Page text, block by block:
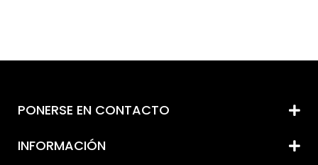
PONERSE EN CONTACTO
INFORMACIÓN